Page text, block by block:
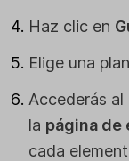
Haz clic en
Elige una
Accederás
la página de
cada